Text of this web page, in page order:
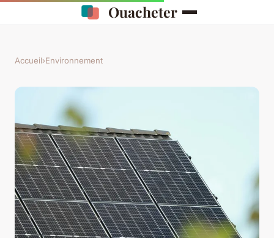
Ouacheter
Accueil›Environnement